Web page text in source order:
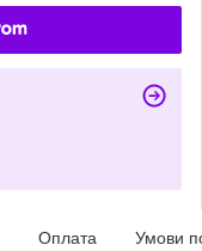
Оплата Умови